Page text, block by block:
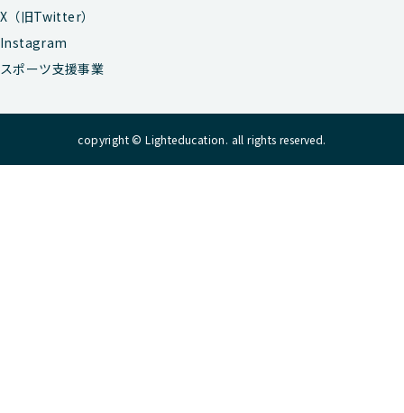
X（旧Twitter）
Instagram
スポーツ支援事業
copyright © Lighteducation. all rights reserved.